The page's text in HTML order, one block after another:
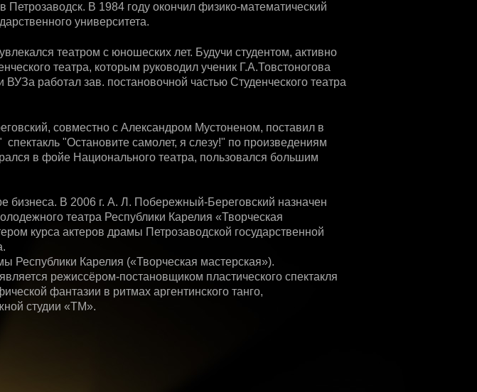
Петрозаводск. В 1984 году окончил физико-математический
университета.
театром с юношеских лет. Будучи студентом, активно
театра, которым руководил ученик Г.А.Товстоногова
работал зав. постановочной частью Студенческого театра
совместно с Александром Мустоненом, поставил в
"Остановите самолет, я слезу!" по произведениям
в фойе Национального театра, пользовался большим
бизнеса. В 2006 г. А. Л. Побережный-Береговский назначен
театра Республики Карелия «Творческая
курса актеров драмы Петрозаводской государственной
Республики Карелия («Творческая мастерская»).
режиссёром-постановщиком пластического спектакля
фантазии в ритмах аргентинского танго,
студии «ТМ».